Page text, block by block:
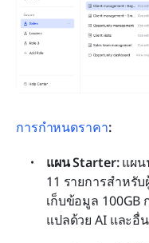
การกำหนดราคา:
แผน Starter: แผน
11 รายการสำหรั
เก็บข้อมูล 100GB
แปลด้วย AI และอื่